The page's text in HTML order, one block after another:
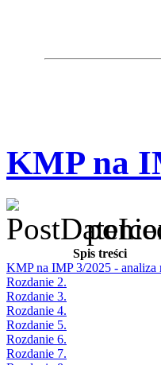
KMP na
Spis treści
KMP na IMP 3/2025 - analiza
Rozdanie 2.
Rozdanie 3.
Rozdanie 4.
Rozdanie 5.
Rozdanie 6.
Rozdanie 7.